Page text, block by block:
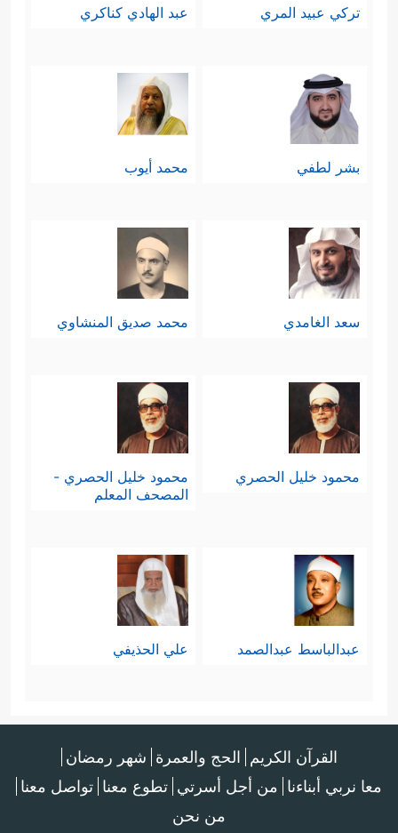
تركي عبيد المري عبد الهادي كناكري
بشر لطفي محمد أيوب
سعد الغامدي محمد صديق المنشاوي
محمود خليل الحصري
محمود خليل الحصري -
المصحف المعلم
عبدالباسط عبدالصمد علي الحذيفي
القرآن الكريم الحج والعمرة شهر رمضان
معا نربي أبناءنا من أجل أسرتي تطوع معنا تواصل معنا
من نحن